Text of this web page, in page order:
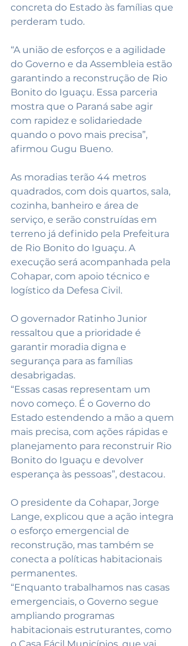
concreta do Estado às famílias que
perderam tudo.
“A união de esforços e a agilidade
do Governo e da Assembleia estão
garantindo a reconstrução de Rio
Bonito do Iguaçu. Essa parceria
mostra que o Paraná sabe agir
com rapidez e solidariedade
quando o povo mais precisa”,
afirmou Gugu Bueno.
As moradias terão 44 metros
quadrados, com dois quartos, sala,
cozinha, banheiro e área de
serviço, e serão construídas em
terreno já definido pela Prefeitura
de Rio Bonito do Iguaçu. A
execução será acompanhada pela
Cohapar, com apoio técnico e
logístico da Defesa Civil.
O governador Ratinho Junior
ressaltou que a prioridade é
garantir moradia digna e
segurança para as famílias
desabrigadas.
“Essas casas representam um
novo começo. É o Governo do
Estado estendendo a mão a quem
mais precisa, com ações rápidas e
planejamento para reconstruir Rio
Bonito do Iguaçu e devolver
esperança às pessoas”, destacou.
O presidente da Cohapar, Jorge
Lange, explicou que a ação integra
o esforço emergencial de
reconstrução, mas também se
conecta a políticas habitacionais
permanentes.
“Enquanto trabalhamos nas casas
emergenciais, o Governo segue
ampliando programas
habitacionais estruturantes, como